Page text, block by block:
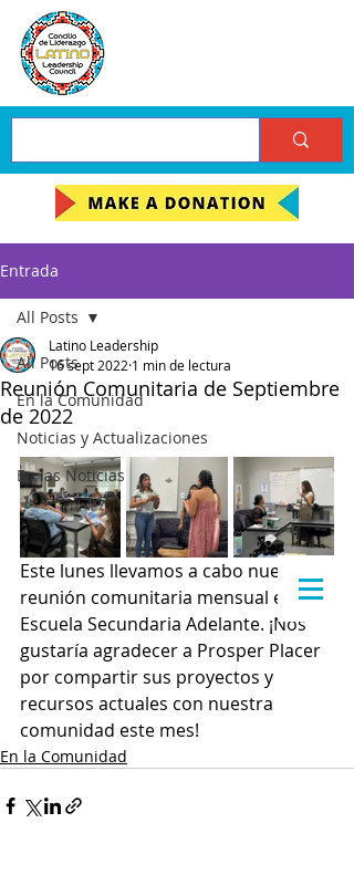
Entrada
All Posts
En la Comunidad
Noticias y Actualizaciones
En las Noticias
All Posts
Reunión Comunitaria de Septiembre
de 2022
Latino Leadership
16 sept 2022 1 min de lectura
Este lunes llevamos a cabo nuestra
reunión comunitaria mensual en la
Escuela Secundaria Adelante. ¡Nos
gustaría agradecer a Prosper Placer
por compartir sus proyectos y
recursos actuales con nuestra
comunidad este mes!
En la Comunidad